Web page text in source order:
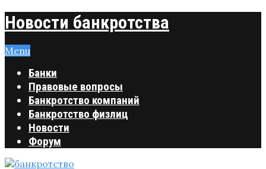
Новости банкротства
Menu
Банки
Правовые вопросы
Банкротство компаний
Банкротство физлиц
Новости
Форум